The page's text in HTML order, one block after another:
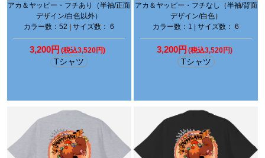
アカ＆ヤッピー・フチあり（半袖/正面
デザイン/白色以外）
カラー数：52 | サイズ数： 6
3,200円 (税込3,520円)
Tシャツ
アカ＆ヤッピー・フチなし（半袖/背面
デザイン/白色）
カラー数：1 | サイズ数： 6
3,200円 (税込3,520円)
Tシャツ